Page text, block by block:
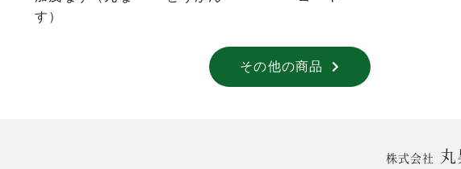
す）
その他の商品
株式会社